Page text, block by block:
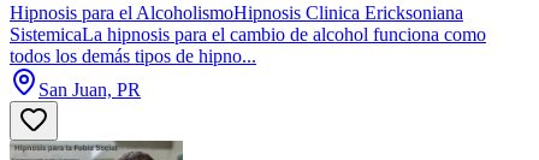
Hipnosis para el AlcoholismoHipnosis Clinica Ericksoniana
SistemicaLa hipnosis para el cambio de alcohol funciona como
todos los demás tipos de hipno...
San Juan, PR